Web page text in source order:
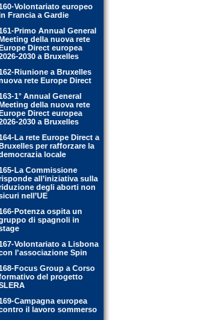
Volontariato europeo
Francia a Gardie
Primo Annual General
della nuova rete
Direct europea
2030 a Bruxelles
Riunione a Bruxelles
rete Europe Direct
1° Annual General
della nuova rete
Direct europea
2030 a Bruxelles
La rete Europe Direct a
per rafforzare la
locale
La Commissione
all’iniziativa sulla
degli aborti non
nell’UE
Potenza ospita un
di spagnoli in
Volontariato a Lisbona
l'associazione Spin
Focus Group a Corso
del progetto
Campagna europea
il lavoro sommerso